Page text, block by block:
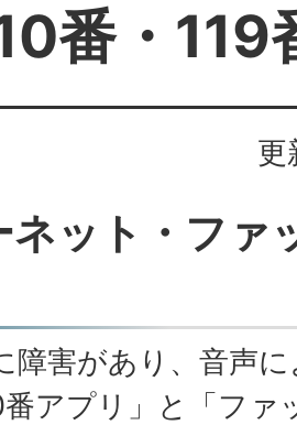
番・119
更
ネット・ファ
障害があり、音声
アプリ」と「ファ